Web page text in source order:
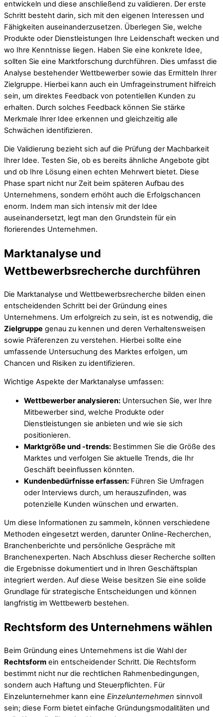
entwickeln und diese anschließend zu validieren. Der erste
Schritt besteht darin, sich mit den eigenen Interessen und
Fähigkeiten auseinanderzusetzen. Überlegen Sie, welche
Produkte oder Dienstleistungen Ihre Leidenschaft wecken und
wo Ihre Kenntnisse liegen. Haben Sie eine konkrete Idee,
sollten Sie eine Marktforschung durchführen. Dies umfasst die
Analyse bestehender Wettbewerber sowie das Ermitteln Ihrer
Zielgruppe. Hierbei kann auch ein Umfrageinstrument hilfreich
sein, um direktes Feedback von potentiellen Kunden zu
erhalten. Durch solches Feedback können Sie stärke
Merkmale Ihrer Idee erkennen und gleichzeitig alle
Schwächen identifizieren.
Die Validierung bezieht sich auf die Prüfung der Machbarkeit
Ihrer Idee. Testen Sie, ob es bereits ähnliche Angebote gibt
und ob Ihre Lösung einen echten Mehrwert bietet. Diese
Phase spart nicht nur Zeit beim späteren Aufbau des
Unternehmens, sondern erhöht auch die Erfolgschancen
enorm. Indem man sich intensiv mit der Idee
auseinandersetzt, legt man den Grundstein für ein
florierendes Unternehmen.
Marktanalyse und
Wettbewerbsrecherche durchführen
Die Marktanalyse und Wettbewerbsrecherche bilden einen
entscheidenden Schritt bei der Gründung eines
Unternehmens. Um erfolgreich zu sein, ist es notwendig, die
Zielgruppe genau zu kennen und deren Verhaltensweisen
sowie Präferenzen zu verstehen. Hierbei sollte eine
umfassende Untersuchung des Marktes erfolgen, um
Chancen und Risiken zu identifizieren.
Wichtige Aspekte der Marktanalyse umfassen:
Wettbewerber analysieren: Untersuchen Sie, wer Ihre
Mitbewerber sind, welche Produkte oder
Dienstleistungen sie anbieten und wie sie sich
positionieren.
Marktgröße und -trends: Bestimmen Sie die Größe des
Marktes und verfolgen Sie aktuelle Trends, die Ihr
Geschäft beeinflussen könnten.
Kundenbedürfnisse erfassen: Führen Sie Umfragen
oder Interviews durch, um herauszufinden, was
potenzielle Kunden wünschen und erwarten.
Um diese Informationen zu sammeln, können verschiedene
Methoden eingesetzt werden, darunter Online-Recherchen,
Branchenberichte und persönliche Gespräche mit
Branchenexperten. Nach Abschluss dieser Recherche sollten
die Ergebnisse dokumentiert und in Ihren Geschäftsplan
integriert werden. Auf diese Weise besitzen Sie eine solide
Grundlage für strategische Entscheidungen und können
langfristig im Wettbewerb bestehen.
Rechtsform des Unternehmens wählen
Beim Gründung eines Unternehmens ist die Wahl der
Rechtsform ein entscheidender Schritt. Die Rechtsform
bestimmt nicht nur die rechtlichen Rahmenbedingungen,
sondern auch Haftung und Steuerpflichten. Für
Einzelunternehmer kann eine Einzelunternehmen sinnvoll
sein; diese Form bietet einfache Gründungsmodalitäten und